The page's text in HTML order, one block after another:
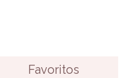
Favoritos